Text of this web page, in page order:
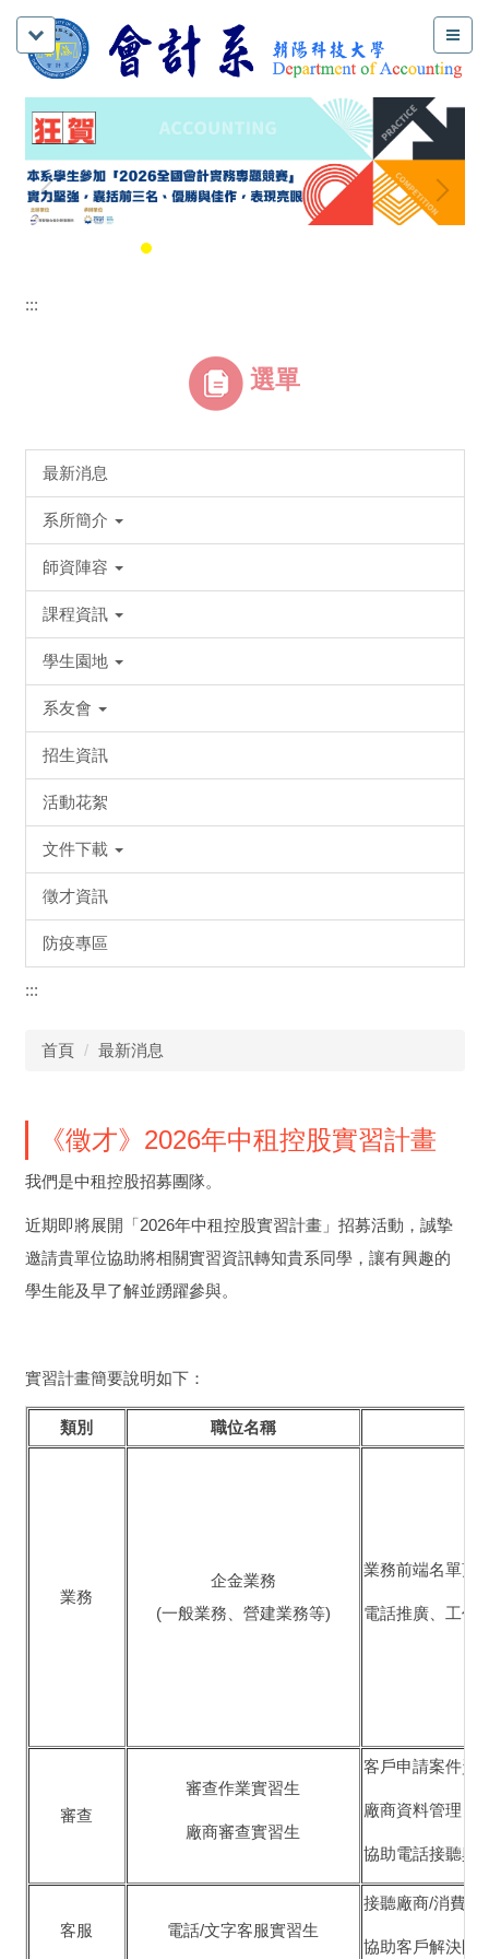
:::
選單
最新消息
系所簡介
師資陣容
課程資訊
學生園地
系友會
招生資訊
活動花絮
文件下載
徵才資訊
防疫專區
:::
首頁 最新消息
《徵才》2026年中租控股實習計畫
我們是中租控股招募團隊。
近期即將展開「2026年中租控股實習計畫」招募活動， 誠摯
邀請貴單位協助將相關實習資訊轉知貴系同學， 讓有興趣的
學生能及早了解並踴躍參與。
實習計畫簡要說明如下：
類別 職位名稱
業務
企金業務
(一般業務、營建業務等)
業務前端名單蒐
電話推廣、工作
審查
審查作業實習生
廠商審查實習生
客戶申請案件資
廠商資料管理
協助電話接聽與
客服 電話/文字客服實習生
接聽廠商/消費者
協助客戶解決問